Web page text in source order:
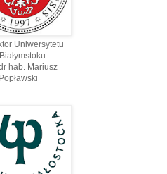
Uniwersytetu
hab. Mariusz
Popławski